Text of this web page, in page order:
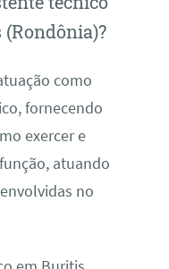
como
fornecendo
exercer e
atuando
no